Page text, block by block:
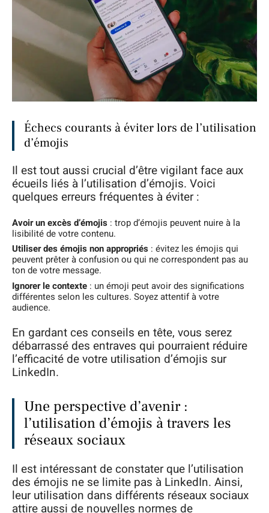
Échecs courants à éviter lors de l’utilisation
d’émojis
Il est tout aussi crucial d’être vigilant face aux
écueils liés à l’utilisation d’émojis. Voici
quelques erreurs fréquentes à éviter :
Avoir un excès d’émojis : trop d’émojis peuvent nuire à la
lisibilité de votre contenu.
Utiliser des émojis non appropriés : évitez les émojis qui
peuvent prêter à confusion ou qui ne correspondent pas au
ton de votre message.
Ignorer le contexte : un émoji peut avoir des significations
différentes selon les cultures. Soyez attentif à votre
audience.
En gardant ces conseils en tête, vous serez
débarrassé des entraves qui pourraient réduire
l’efficacité de votre utilisation d’émojis sur
LinkedIn.
Une perspective d’avenir :
l’utilisation d’émojis à travers les
réseaux sociaux
Il est intéressant de constater que l’utilisation
des émojis ne se limite pas à LinkedIn. Ainsi,
leur utilisation dans différents réseaux sociaux
attire aussi de nouvelles normes de